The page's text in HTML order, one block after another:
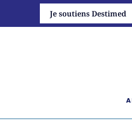
Je soutiens Destimed